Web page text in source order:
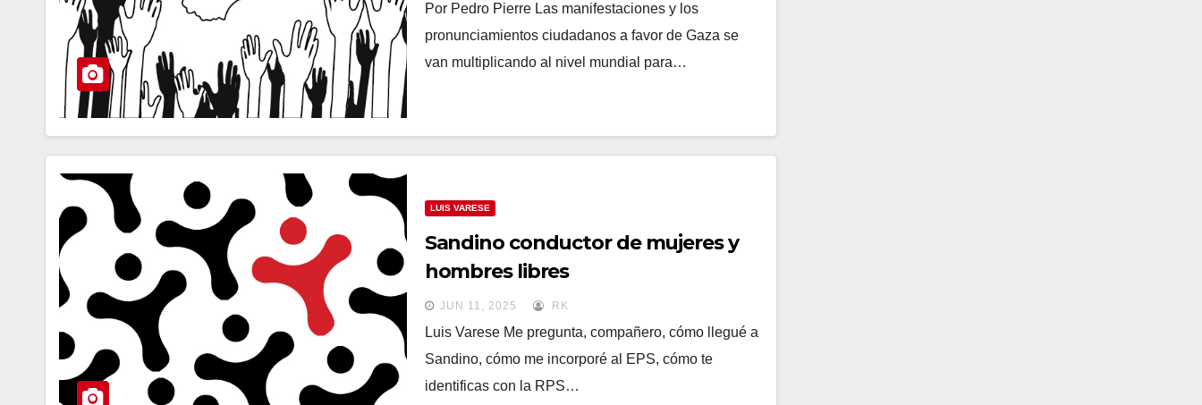
Por Pedro Pierre Las manifestaciones y los
pronunciamientos ciudadanos a favor de Gaza se
van multiplicando al nivel mundial para…
LUIS VARESE
Sandino conductor de mujeres y
hombres libres
JUN 11, 2025 RK
Luis Varese Me pregunta, compañero, cómo llegué a
Sandino, cómo me incorporé al EPS, cómo te
identificas con la RPS…